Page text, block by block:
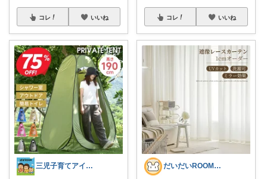
コレ いいね
三児子育てアイテム
コレ いいね
だいだいROOM@整う暮らし｜インテリア